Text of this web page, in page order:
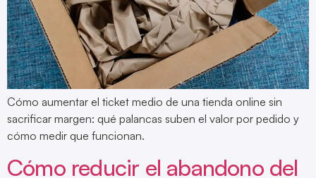
Cómo aumentar el ticket medio de una tienda online sin
sacrificar margen: qué palancas suben el valor por pedido y
cómo medir que funcionan.
Cómo reducir el abandono del